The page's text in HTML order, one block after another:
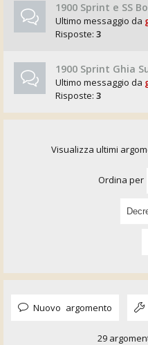
1900 Sprint e SS
Ultimo messaggio da
Risposte: 3
1900 Sprint Ghia
Ultimo messaggio da
Risposte: 3
Visualizza ultimi
Ordina per
Nuovo argomento
29